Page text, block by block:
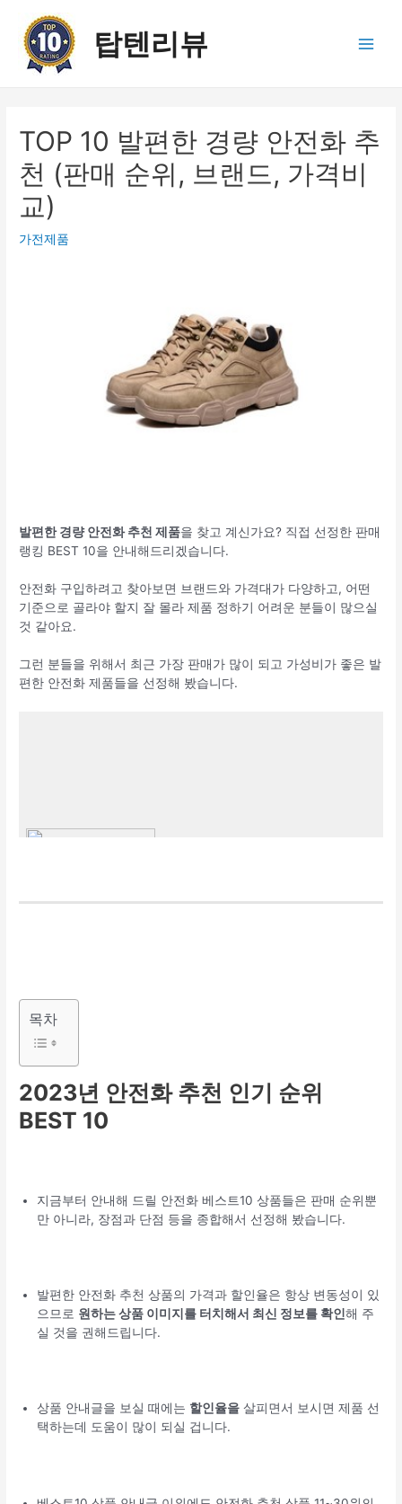
탑텐리뷰
TOP 10 발편한 경량 안전화 추
천 (판매 순위, 브랜드, 가격비
교)
가전제품
발편한 경량 안전화 추천 제품을 찾고 계신가요? 직접 선정한 판매
랭킹 BEST 10을 안내해드리겠습니다.
안전화 구입하려고 찾아보면 브랜드와 가격대가 다양하고, 어떤
기준으로 골라야 할지 잘 몰라 제품 정하기 어려운 분들이 많으실
것 같아요.
그런 분들을 위해서 최근 가장 판매가 많이 되고 가성비가 좋은 발
편한 안전화 제품들을 선정해 봤습니다.
목차
2023년 안전화 추천 인기 순위
BEST 10
지금부터 안내해 드릴 안전화 베스트10 상품들은 판매 순위뿐
만 아니라, 장점과 단점 등을 종합해서 선정해 봤습니다.
발편한 안전화 추천 상품의 가격과 할인율은 항상 변동성이 있
으므로 원하는 상품 이미지를 터치해서 최신 정보를 확인해 주
실 것을 권해드립니다.
상품 안내글을 보실 때에는 할인율을 살피면서 보시면 제품 선
택하는데 도움이 많이 되실 겁니다.